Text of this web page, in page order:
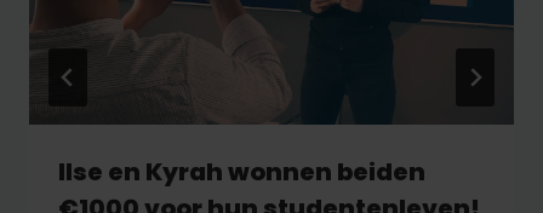
Ilse en Kyrah wonnen beiden